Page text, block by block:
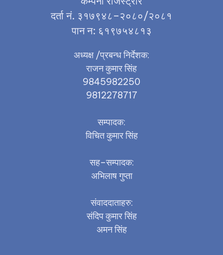
दर्ता नं. ३१७९४८–२०८०/२०८१
पान न: ६१९७५४८१३
अध्यक्ष /प्रबन्ध निर्देशक:
राजन कुमार सिंह
9845982250
9812278717
सम्पादक:
विचित कुमार सिंह
सह–सम्पादक:
अभिलाष गुप्ता
संवाददाताहरु:
संदिप कुमार सिंह
अमन सिंह